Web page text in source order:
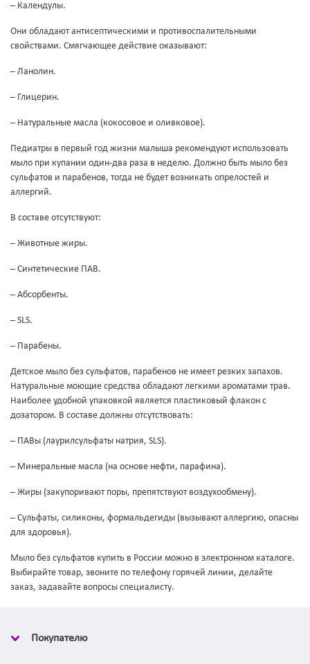
– Календулы.
Они обладают антисептическими и противоспалительными
свойствами. Смягчающее действие оказывают:
– Ланолин.
– Глицерин.
– Натуральные масла (кокосовое и оливковое).
Педиатры в первый год жизни малыша рекомендуют использовать
мыло при купании один-два раза в неделю. Должно быть мыло без
сульфатов и парабенов, тогда не будет возникать опрелостей и
аллергий.
В составе отсутствуют:
– Животные жиры.
– Синтетические ПАВ.
– Абсорбенты.
– SLS.
– Парабены.
Детское мыло без сульфатов, парабенов не имеет резких запахов.
Натуральные моющие средства обладают легкими ароматами трав.
Наиболее удобной упаковкой является пластиковый флакон с
дозатором. В составе должны отсутствовать:
– ПАВы (лаурилсульфаты натрия, SLS).
– Минеральные масла (на основе нефти, парафина).
– Жиры (закупоривают поры, препятствуют воздухообмену).
– Сульфаты, силиконы, формальдегиды (вызывают аллергию, опасны
для здоровья).
Мыло без сульфатов купить в России можно в электронном каталоге.
Выбирайте товар, звоните по телефону горячей линии, делайте
заказ, задавайте вопросы специалисту.
Покупателю